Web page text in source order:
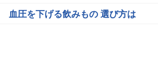
血圧を下げる飲みもの 選び方は